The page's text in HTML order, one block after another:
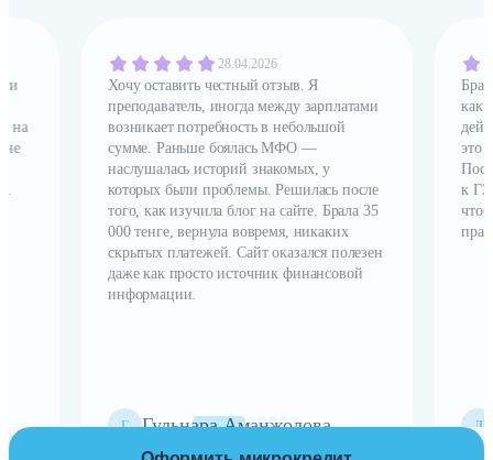
на
не
28.04.2026
Хочу оставить честный отзыв. Я
преподаватель, иногда между зарплатами
возникает потребность в небольшой
сумме. Раньше боялась МФО —
наслушалась историй знакомых, у
которых были проблемы. Решилась после
того, как изучила блог на сайте. Брала 35
000 тенге, вернула вовремя, никаких
скрытых платежей. Сайт оказался полезен
даже как просто источник финансовой
информации.
Г Гульнара Аманжолова
как
это
к
Д